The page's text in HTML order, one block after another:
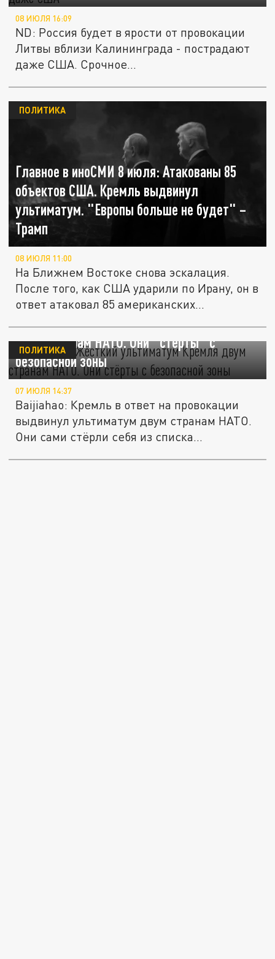
08 ИЮЛЯ 16:09
ND: Россия будет в ярости от провокации
Литвы вблизи Калининграда - пострадают
даже США. Срочное...
Главное в иноСМИ 8 июля: Атакованы 85
объектов США. Кремль выдвинул
ультиматум. "Европы больше не будет" –
Трамп
ПОЛИТИКА
08 ИЮЛЯ 11:00
На Ближнем Востоке снова эскалация.
После того, как США ударили по Ирану, он в
ответ атаковал 85 американских...
Объявлено. Жёсткий ультиматум Кремля
двум странам НАТО. Они "стёрты" с
безопасной зоны
ПОЛИТИКА
07 ИЮЛЯ 14:37
Baijiahao: Кремль в ответ на провокации
выдвинул ультиматум двум странам НАТО.
Они сами стёрли себя из списка...